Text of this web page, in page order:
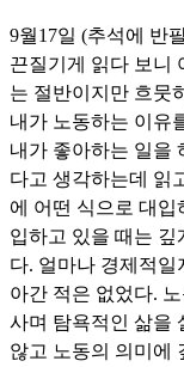
9월17일 (추석에 반
끈질기게 읽다 보니
는 절반이지만 흐뭇
내가 노동하는 이유
내가 좋아하는 일을
다고 생각하는데 읽
에 어떤 식으로 대
입하고 있을 때는
다. 얼마나 경제적
아간 적은 없었다.
사며 탐욕적인 삶을
않고 노동의 의미에